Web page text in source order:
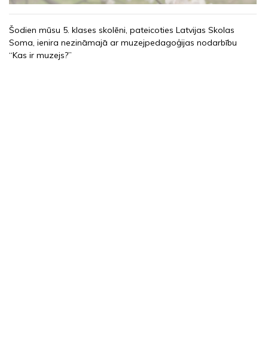
Šodien mūsu 5. klases skolēni, pateicoties Latvijas Skolas
Soma, ienira nezināmajā ar muzejpedagoģijas nodarbību
“Kas ir muzejs?”